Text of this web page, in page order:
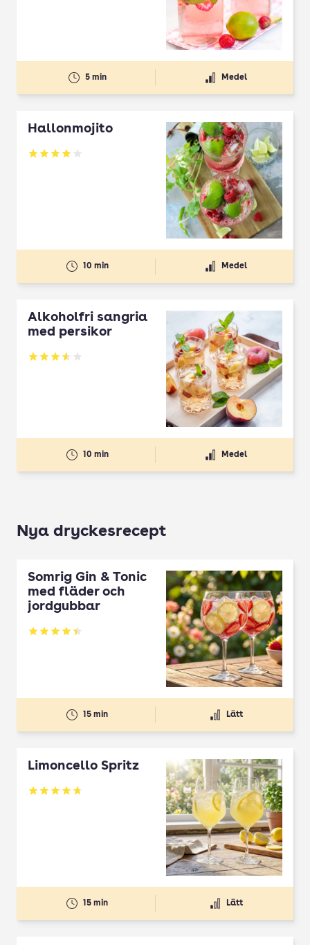
5 min Medel
Hallonmojito
Betyg: 3.92 av 5
10 min Medel
Alkoholfri sangria
med persikor
Betyg: 3.58 av 5
10 min Medel
Nya dryckesrecept
Somrig Gin & Tonic
med fläder och
jordgubbar
Betyg: 4.45 av 5
15 min Lätt
Limoncello Spritz
Betyg: 4.7 av 5
15 min Lätt